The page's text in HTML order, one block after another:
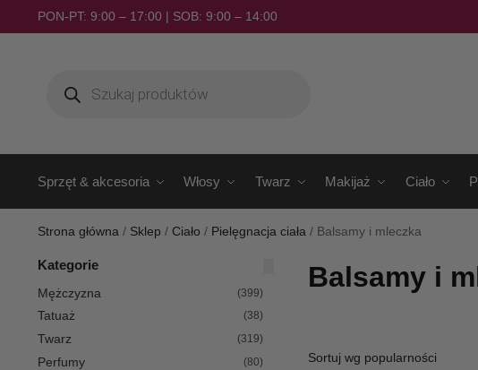
PON-PT: 9:00 – 17:00 | SOB: 9:00 – 14:00
Sprzęt & akcesoria Włosy Twarz Makijaż Ciało
Strona główna/ Sklep / Ciało / Pielęgnacja ciała/ Balsamy i mleczka
Balsamy i
Kategorie
Mężczyzna (399)
Tatuaż (38)
Twarz (319)
Perfumy (80)